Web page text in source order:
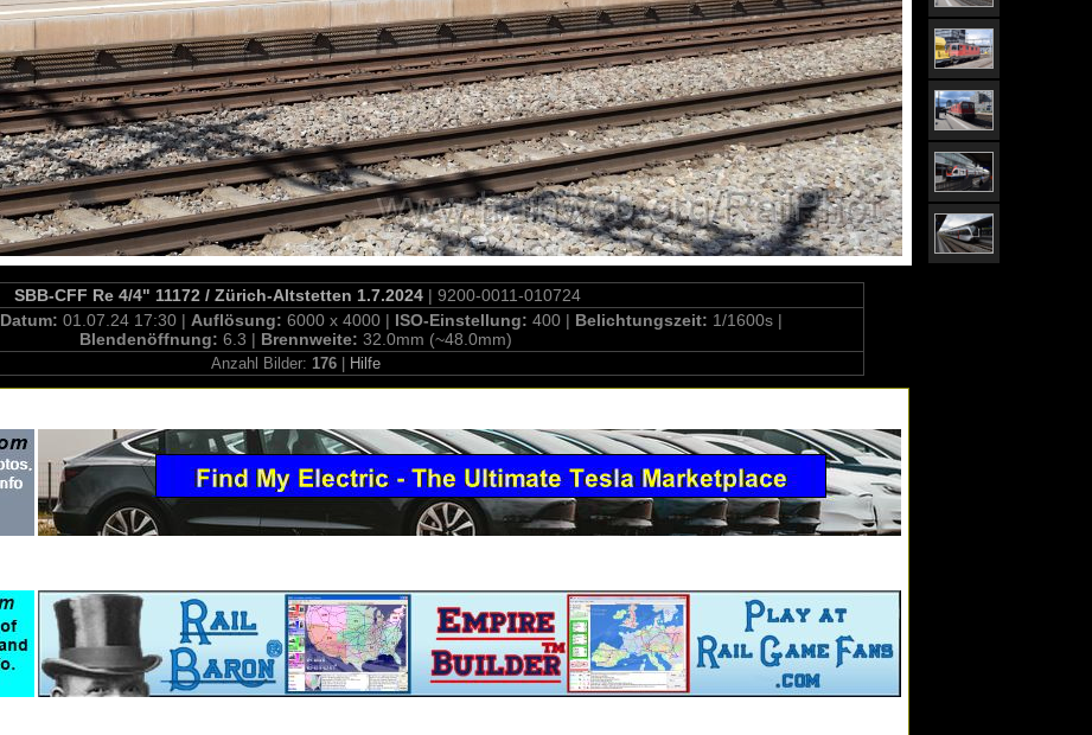
SBB-CFF Re 4/4" 11172 / Zürich-Altstetten 1.7.2024 | 9200-0011-010724
Datum: 01.07.24 17:30 | Auflösung: 6000 x 4000 | ISO-Einstellung: 400 | Belichtungszeit: 1/1600s |
Blendenöffnung: 6.3 | Brennweite: 32.0mm (~48.0mm)
Anzahl Bilder: 176| Hilfe